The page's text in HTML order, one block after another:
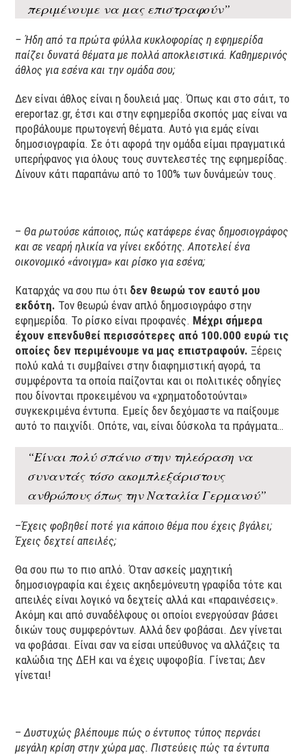
περιμένουμε να μας επιστραφούν”
– Ήδη από τα πρώτα φύλλα κυκλοφορίας η εφημερίδα
παίζει δυνατά θέματα με πολλά αποκλειστικά. Καθημερινός
άθλος για εσένα και την ομάδα σου;
Δεν είναι άθλος είναι η δουλειά μας. Όπως και στο σάιτ, το
ereportaz.gr, έτσι και στην εφημερίδα σκοπός μας είναι να
προβάλουμε πρωτογενή θέματα. Αυτό για εμάς είναι
δημοσιογραφία. Σε ότι αφορά την ομάδα είμαι πραγματικά
υπερήφανος για όλους τους συντελεστές της εφημερίδας.
Δίνουν κάτι παραπάνω από το 100% των δυνάμεών τους.
– Θα ρωτούσε κάποιος, πώς κατάφερε ένας δημοσιογράφος
και σε νεαρή ηλικία να γίνει εκδότης. Αποτελεί ένα
οικονομικό «άνοιγμα» και ρίσκο για εσένα;
Καταρχάς να σου πω ότι δεν θεωρώ τον εαυτό μου
εκδότη. Τον θεωρώ έναν απλό δημοσιογράφο στην
εφημερίδα. Το ρίσκο είναι προφανές. Μέχρι σήμερα
έχουν επενδυθεί περισσότερες από 100.000 ευρώ τις
οποίες δεν περιμένουμε να μας επιστραφούν. Ξέρεις
πολύ καλά τι συμβαίνει στην διαφημιστική αγορά, τα
συμφέροντα τα οποία παίζονται και οι πολιτικές οδηγίες
που δίνονται προκειμένου να «χρηματοδοτούνται»
συγκεκριμένα έντυπα. Εμείς δεν δεχόμαστε να παίξουμε
αυτό το παιχνίδι. Οπότε, ναι, είναι δύσκολα τα πράγματα…
“Είναι πολύ σπάνιο στην τηλεόραση να
συναντάς τόσο ακομπλεξάριστους
ανθρώπους όπως την Ναταλία Γερμανού”
–Έχεις φοβηθεί ποτέ για κάποιο θέμα που έχεις βγάλει;
Έχεις δεχτεί απειλές;
Θα σου πω το πιο απλό. Όταν ασκείς μαχητική
δημοσιογραφία και έχεις ακηδεμόνευτη γραφίδα τότε και
απειλές είναι λογικό να δεχτείς αλλά και «παραινέσεις».
Ακόμη και από συναδέλφους οι οποίοι ενεργούσαν βάσει
δικών τους συμφερόντων. Αλλά δεν φοβάσαι. Δεν γίνεται
να φοβάσαι. Είναι σαν να είσαι υπεύθυνος να αλλάζεις τα
καλώδια της ΔΕΗ και να έχεις υψοφοβία. Γίνεται; Δεν
γίνεται!
–Δυστυχώς βλέπουμε πώς ο έντυπος τύπος περνάει
μεγάλη κρίση στην χώρα μας. Πιστεύεις πώς τα έντυπα